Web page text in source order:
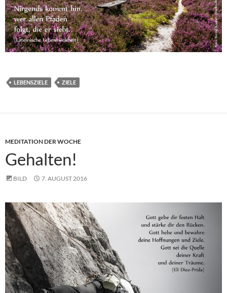
LEBENSZIELE ZIELE
MEDITATION DER WOCHE
Gehalten!
BILD 7. AUGUST 2016